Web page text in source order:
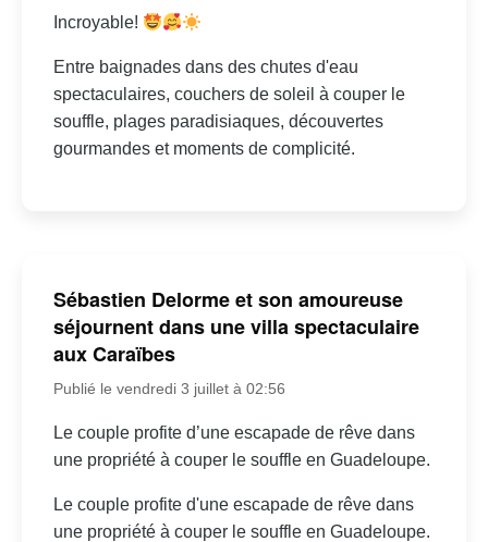
Incroyable!
Entre baignades dans des chutes d'eau
spectaculaires, couchers de soleil à couper le
souffle, plages paradisiaques, découvertes
gourmandes et moments de complicité.
Sébastien Delorme et son amoureuse
séjournent dans une villa spectaculaire
aux Caraïbes
Publié le vendredi 3 juillet à 02:56
Le couple profite d’une escapade de rêve dans
une propriété à couper le souffle en Guadeloupe.
Le couple profite d'une escapade de rêve dans
une propriété à couper le souffle en Guadeloupe.